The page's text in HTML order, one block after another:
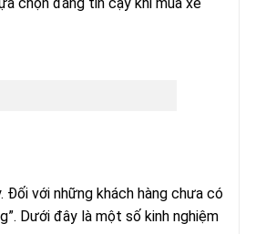
Đối với những khách hàng chưa có
Dưới đây là một số kinh nghiệm